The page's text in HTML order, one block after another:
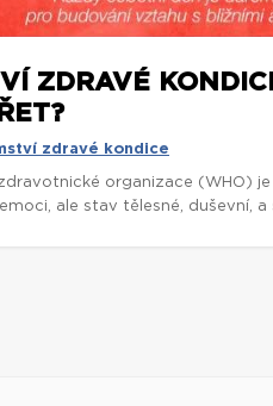
ZDRAVÉ
zdravé kondice
organizace (WHO)
ale stav tělesné, duševní, a